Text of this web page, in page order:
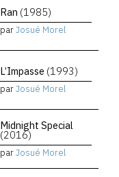
Ran (1985)
parJosué Morel
L’Impasse (1993)
parJosué Morel
Midnight Special
(2016)
parJosué Morel